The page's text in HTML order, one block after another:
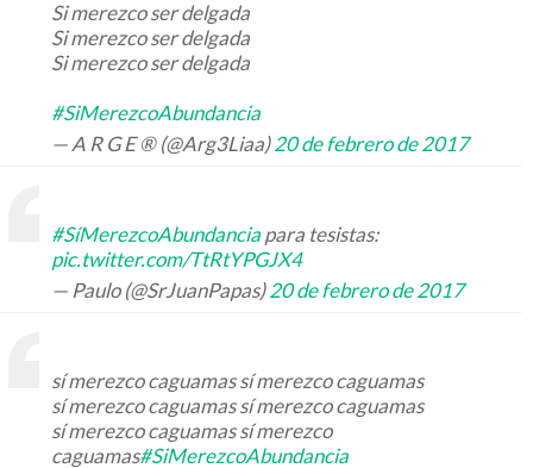
Si merezco ser delgada
Si merezco ser delgada
Si merezco ser delgada
#SiMerezcoAbundancia
— A R G E ® (@Arg3Liaa)20 de febrero de 2017
#SíMerezcoAbundancia para tesistas:
pic.twitter.com/TtRtYPGJX4
— Paulo (@SrJuanPapas)20 de febrero de 2017
sí merezco caguamas sí merezco caguamas
sí merezco caguamas sí merezco caguamas
sí merezco caguamas sí merezco
caguamas#SiMerezcoAbundancia